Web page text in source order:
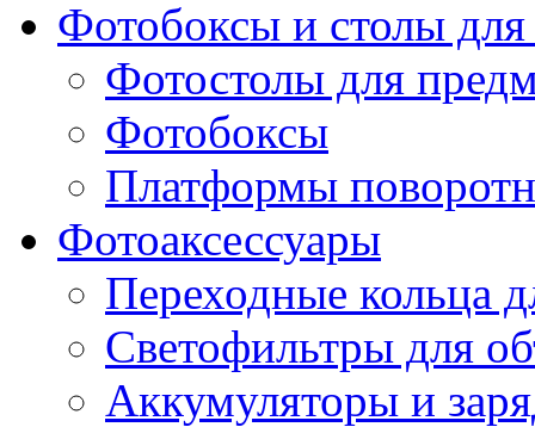
Фотобоксы и столы
Фотостолы для
Фотобоксы
Платформы
Фотоаксессуары
Переходные кольца
Светофильтры для
Аккумуляторы и